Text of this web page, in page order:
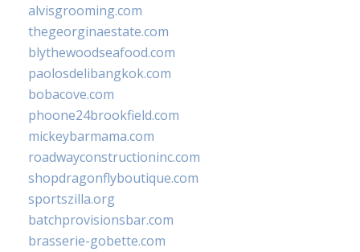
alvisgrooming.com
thegeorginaestate.com
blythewoodseafood.com
paolosdelibangkok.com
bobacove.com
phoone24brookfield.com
mickeybarmama.com
roadwayconstructioninc.com
shopdragonflyboutique.com
sportszilla.org
batchprovisionsbar.com
brasserie-gobette.com